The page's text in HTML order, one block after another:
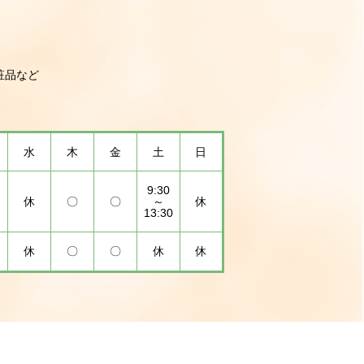
品など
水 木 金 土 日
休 〇 〇
9:30
～
13:30
休
休 〇 〇 休 休